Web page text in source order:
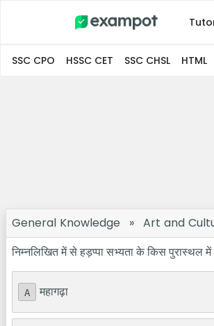
SSC CPO HSSC CET SSC CHSL HTML
General Knowledge » Art and
निम्नलिखित में से हड़प्पा सभ्यता के किस पुरास्थल में
A महागढ़ा